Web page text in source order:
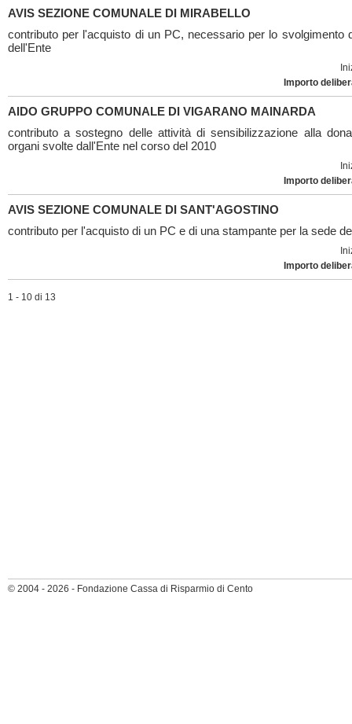
AVIS SEZIONE COMUNALE DI MIRABELLO
contributo per l'acquisto di un PC, necessario per lo svolgimento
dell'Ente
Importo
AIDO GRUPPO COMUNALE DI VIGARANO MAINARDA
contributo a sostegno delle attività di sensibilizzazione alla
organi svolte dall'Ente nel corso del 2010
Importo
AVIS SEZIONE COMUNALE DI SANT'AGOSTINO
contributo per l'acquisto di un PC e di una stampante per la sede
Importo
1 - 10 di 13
© 2004 - 2026 - Fondazione Cassa di Risparmio di Cento